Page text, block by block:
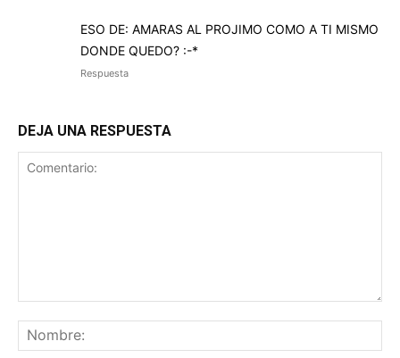
ESO DE: AMARAS AL PROJIMO COMO A TI MISMO
DONDE QUEDO? :-*
Respuesta
DEJA UNA RESPUESTA